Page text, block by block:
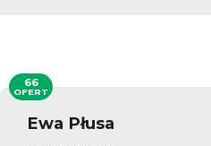
Ewa Płusa
66
OFERT